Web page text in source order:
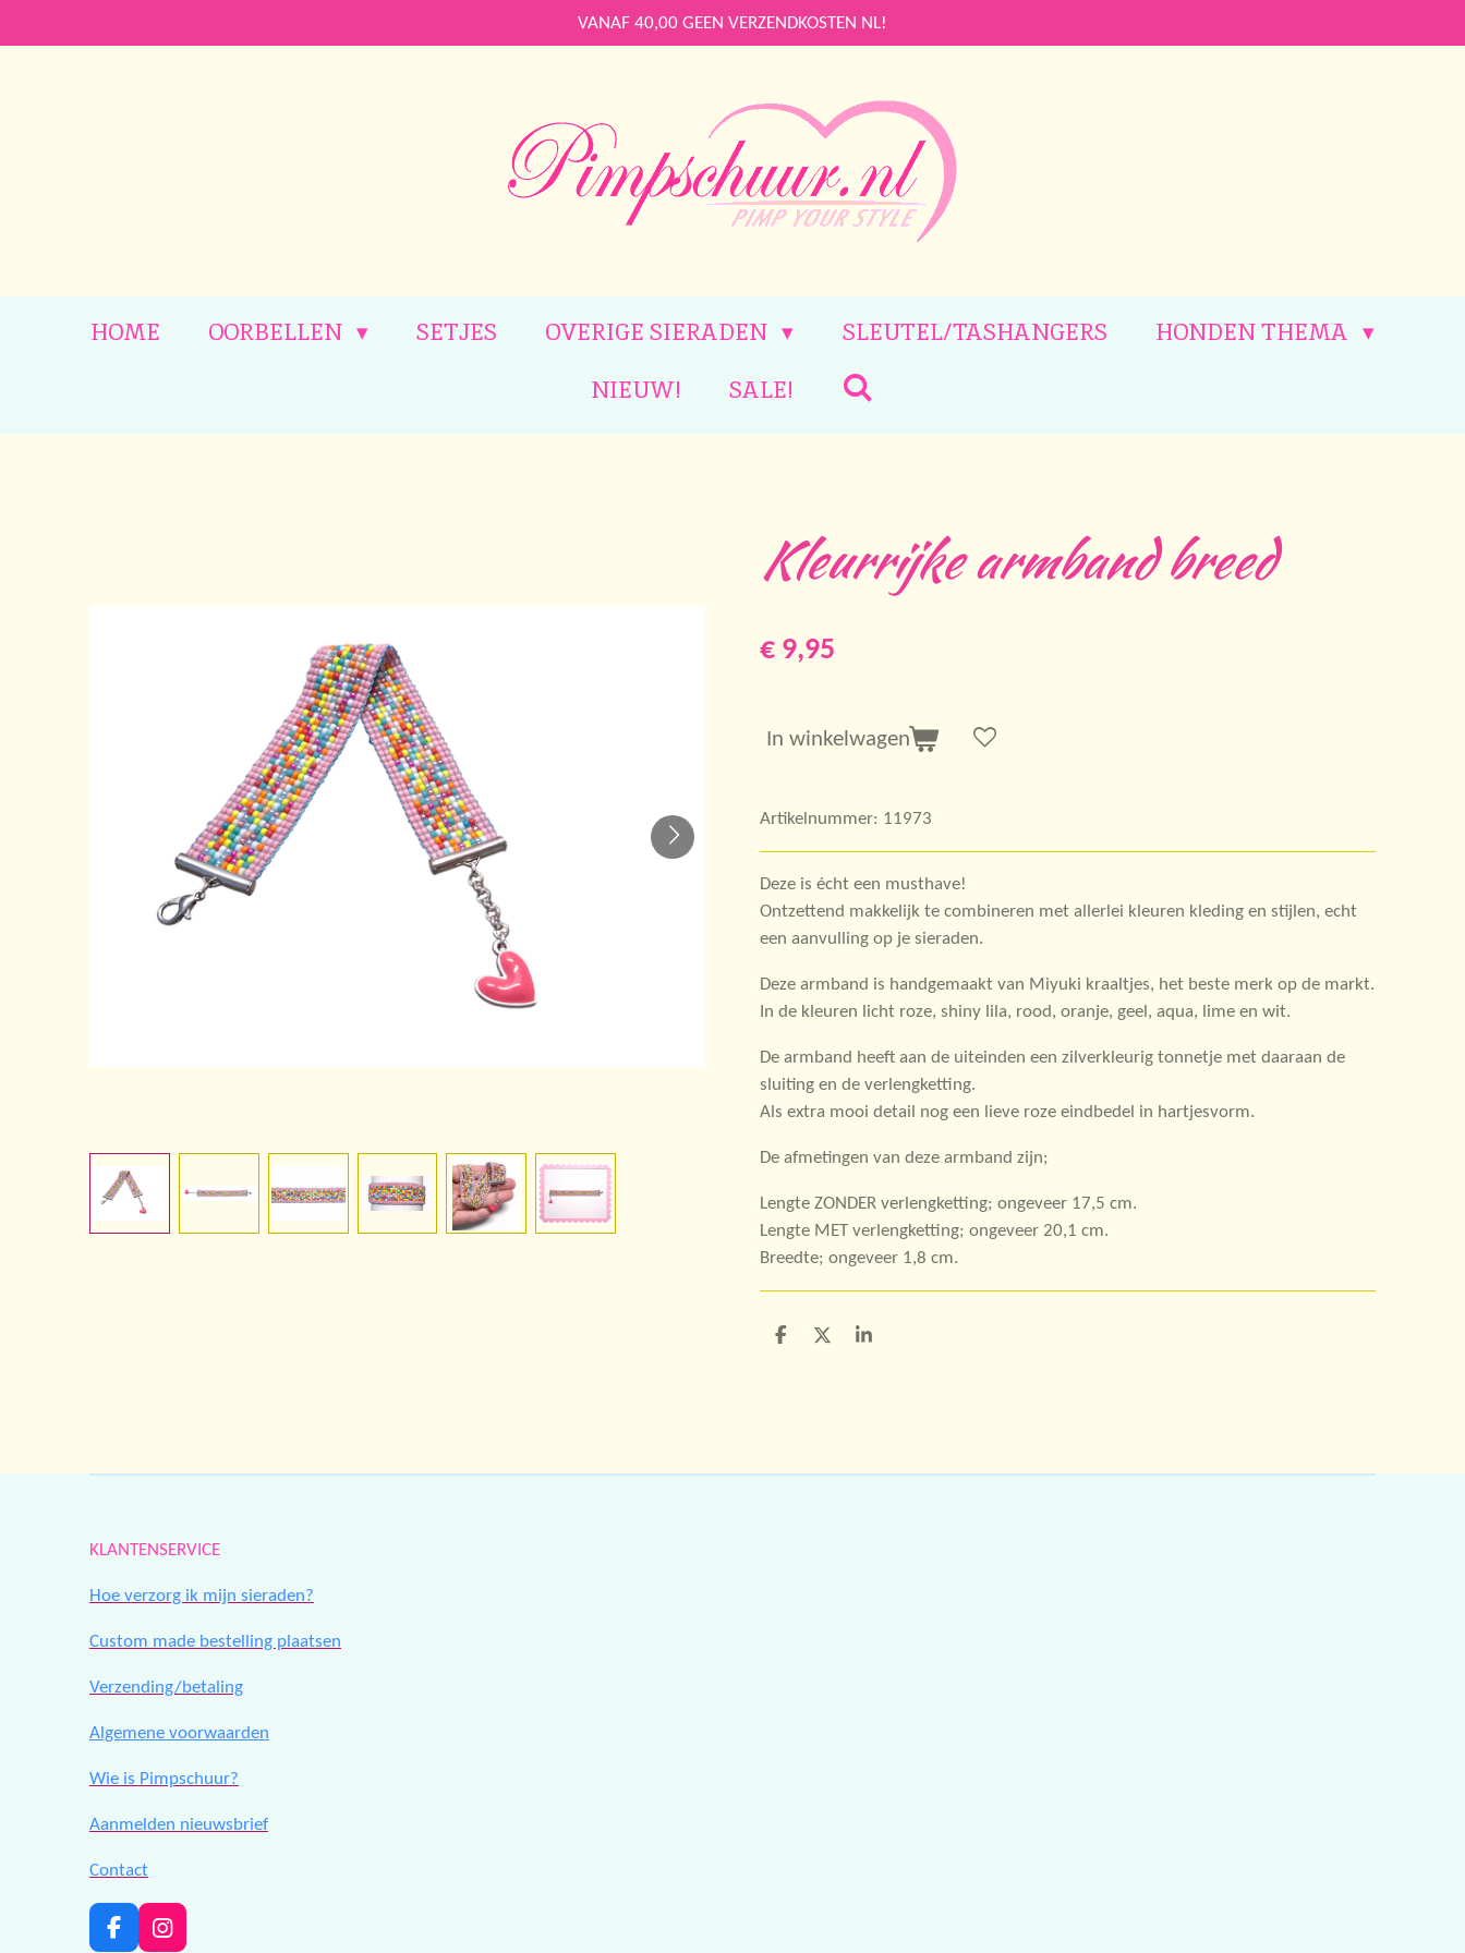
direct
VANAF 40,00 GEEN VERZENDKOSTEN NL!
HOME OORBELLEN SETJES OVERIGE SIERADEN SLEUTEL/TASHANGERS
HONDEN THEMA
NIEUW!
SALE!
Kleurrijke armband breed
€ 9,95
In winkelwagen
Artikelnummer: 11973
Deze is écht een musthave!
Ontzettend makkelijk te combineren met allerlei kleuren kleding en stijlen, echt
een aanvulling op je sieraden.
Deze armband is handgemaakt van Miyuki kraaltjes, het beste merk op de markt.
In de kleuren licht roze, shiny lila, rood, oranje, geel, aqua, lime en wit.
De armband heeft aan de uiteinden een zilverkleurig tonnetje met daaraan de
sluiting en de verlengketting.
Als extra mooi detail nog een lieve roze eindbedel in hartjesvorm.
De afmetingen van deze armband zijn;
Lengte ZONDER verlengketting; ongeveer 17,5 cm.
Lengte MET verlengketting; ongeveer 20,1 cm.
Breedte; ongeveer 1,8 cm.
D
D
S
KLANTENSERVICE
Hoe verzorg ik mijn sieraden?
Custom made bestelling plaatsen
Verzending/betaling
Algemene voorwaarden
Wie is Pimpschuur?
Aanmelden nieuwsbrief
Contact
F
I